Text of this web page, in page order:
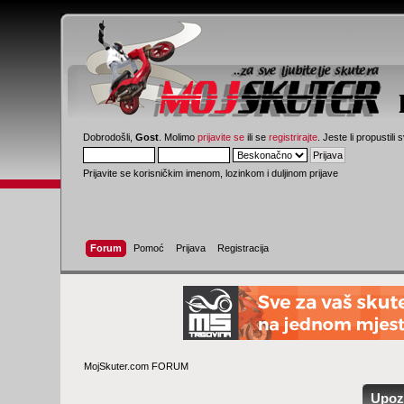
Dobrodošli,Gost . Molimoprijavite se ili seregistrirajte . Jeste li propustili
Prijavite se korisničkim imenom, lozinkom i duljinom prijave
Forum Pomoć Prijava Registracija
MojSkuter.com FORUM